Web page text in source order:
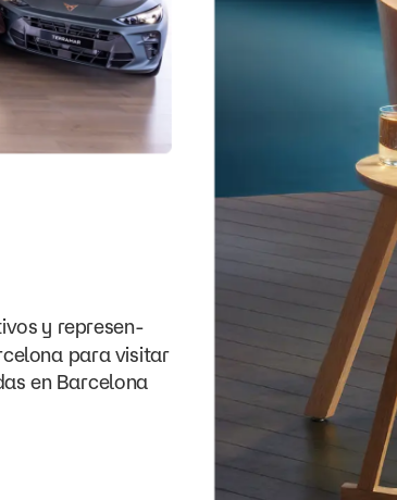
y represen-
para visitar
en Barcelona